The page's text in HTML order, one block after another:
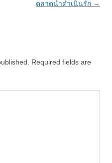
ตลาดน้ำดำเนินรัก →
Required fields are